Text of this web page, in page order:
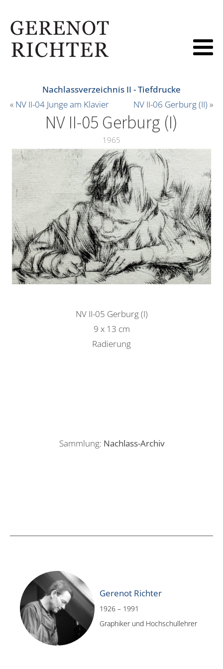
Nachlassverzeichnis II - Tiefdrucke
« NV II-04 Junge am Klavier NV II-06 Gerburg (II) »
NV II-05 Gerburg (I)
1965
NV II-05 Gerburg (I)
9 x 13 cm
Radierung
Sammlung: Nachlass-Archiv
Gerenot Richter
1926 – 1991
Graphiker und Hochschullehrer